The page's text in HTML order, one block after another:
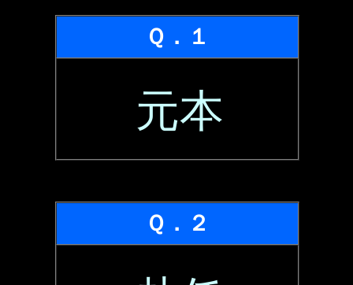
Ｑ．１
元本
Ｑ．２